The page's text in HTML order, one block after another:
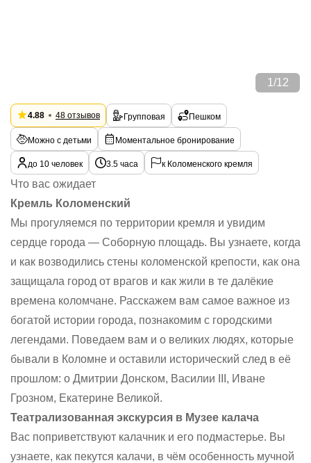
1 /12
4.88 48 отзывов Групповая Пешком
Можно с детьми Моментальное бронирование
до 10 человек 3.5 часа к Коломенского кремля
Что вас ожидает
Кремль Коломенский
Мы прогуляемся по территории кремля и увидим
сердце города — Соборную площадь. Вы узнаете, когда
и как возводились стены коломенской крепости, как она
защищала город от врагов и как жили в те далёкие
времена коломчане. Расскажем вам самое важное из
богатой истории города, познакомим с городскими
легендами. Поведаем вам и о великих людях, которые
бывали в Коломне и оставили исторический след в её
прошлом: о Дмитрии Донском, Василии III, Иване
Грозном, Екатерине Великой.
Театрализованная экскурсия в Музее калача
Вас поприветствуют калачник и его подмастерье. Вы
узнаете, как пекутся калачи, в чём особенность мучной